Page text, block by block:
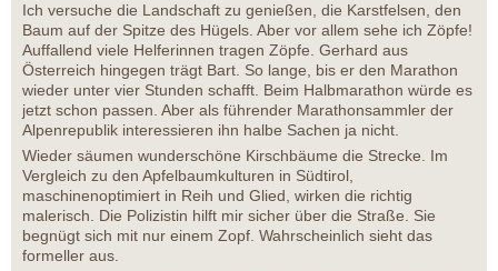
Ich versuche die Landschaft zu genießen, die Karstfelsen, den
Baum auf der Spitze des Hügels. Aber vor allem sehe ich Zöpfe!
Auffallend viele Helferinnen tragen Zöpfe. Gerhard aus
Österreich hingegen trägt Bart. So lange, bis er den Marathon
wieder unter vier Stunden schafft. Beim Halbmarathon würde es
jetzt schon passen. Aber als führender Marathonsammler der
Alpenrepublik interessieren ihn halbe Sachen ja nicht.
Wieder säumen wunderschöne Kirschbäume die Strecke. Im
Vergleich zu den Apfelbaumkulturen in Südtirol,
maschinenoptimiert in Reih und Glied, wirken die richtig
malerisch. Die Polizistin hilft mir sicher über die Straße. Sie
begnügt sich mit nur einem Zopf. Wahrscheinlich sieht das
formeller aus.